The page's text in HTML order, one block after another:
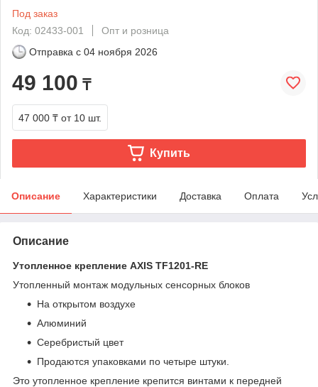
Под заказ
Код: 02433-001
Опт и розница
Отправка с 04 ноября 2026
49 100 ₸
47 000 ₸ от 10 шт.
Купить
Описание Характеристики Доставка Оплата
Описание
Утопленное крепление AXIS TF1201-RE
Утопленный монтаж модульных сенсорных блоков
На открытом воздухе
Алюминий
Серебристый цвет
Продаются упаковками по четыре штуки.
Это утопленное крепление крепится винтами к передней